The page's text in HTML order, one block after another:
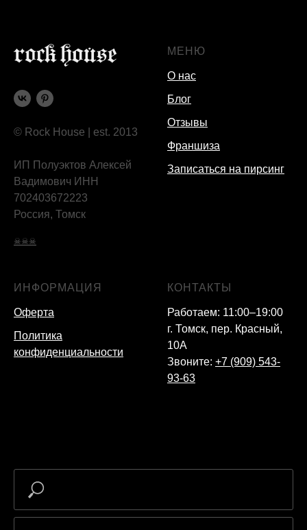
© Rock House | est. 2013
ИП Полуэктов Алексей
Вадимович ИНН
702403672223
Россия, Томск
☠☠☠
МЕНЮ
О нас
Блог
Отзывы
Франшиза
Записаться на пирсинг
ИНФОРМАЦИЯ
Оферта
Политика
конфиденциальности
КОНТАКТЫ
Работаем: 11:00–19:00
г. Томск, пер. Красный,
10А
Звоните: +7 (909) 543-
93-63